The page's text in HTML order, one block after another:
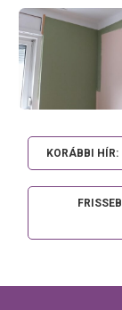
KORÁBBI